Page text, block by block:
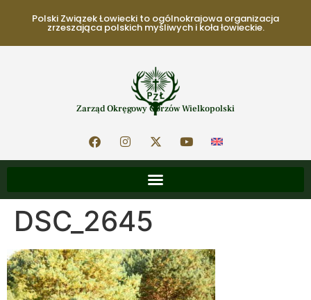
Polski Związek Łowiecki to ogólnokrajowa organizacja
zrzeszająca polskich myśliwych i koła łowieckie.
Zarząd Okręgowy Gorzów Wielkopolski
DSC_2645